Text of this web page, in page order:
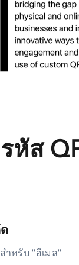
หัส
ำหรับ "อีเมล"